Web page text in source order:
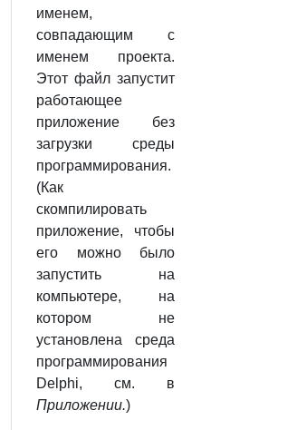
именем,
совпадающим с
именем проекта.
Этот файл запустит
работающее
приложение без
загрузки среды
программирования.
(Как
скомпилировать
приложение, чтобы
его можно было
запустить на
компьютере, на
котором не
установлена среда
программирования
Delphi, см. в
Приложении.)